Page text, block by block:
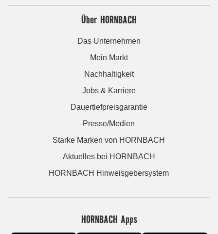
Über HORNBACH
Das Unternehmen
Mein Markt
Nachhaltigkeit
Jobs & Karriere
Dauertiefpreisgarantie
Presse/Medien
Starke Marken von HORNBACH
Aktuelles bei HORNBACH
HORNBACH Hinweisgebersystem
HORNBACH Apps